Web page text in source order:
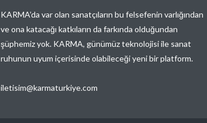
KARMA’da var olan sanatçıların bu felsefenin varlığından
ve ona katacağı katkıların da farkında olduğundan
şüphemiz yok. KARMA, günümüz teknolojisi ile sanat
ruhunun uyum içerisinde olabileceği yeni bir platform.
iletisim@karmaturkiye.com